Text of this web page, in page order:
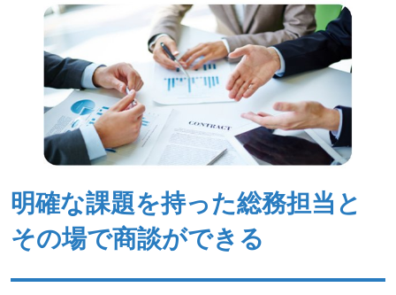
明確な課題を持った総務担当と
その場で商談ができる